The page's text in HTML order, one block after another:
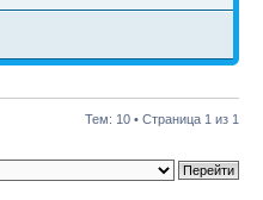
Тем: 10 • Страница 1 из 1